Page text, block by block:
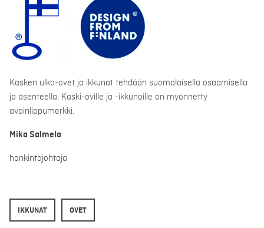
Kasken ulko-ovet ja ikkunat tehdään suomalaisella osaamisella
ja asenteella. Kaski-oville ja -ikkunoille on myönnetty
avainlippumerkki.
Mika Salmela
hankintajohtaja
IKKUNAT OVET